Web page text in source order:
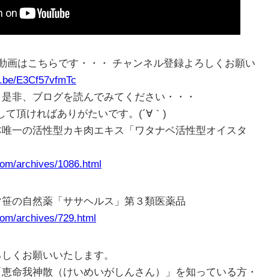
画はこちらです・・・ チャンネル登録よろしくお願い
E3Cf57vfmTc
非、ブログを読んでみてください・・・
て頂ければありがたいです。(´∀｀ )
一の活性型カキ肉エキス「ワタナベ活性型オイスタ
archives/1086.html
の自然薬「ササヘルス」第３類医薬品
archives/729.html
くお願いいたします。
命我神散（けいめいがしんさん）」を知っている方・